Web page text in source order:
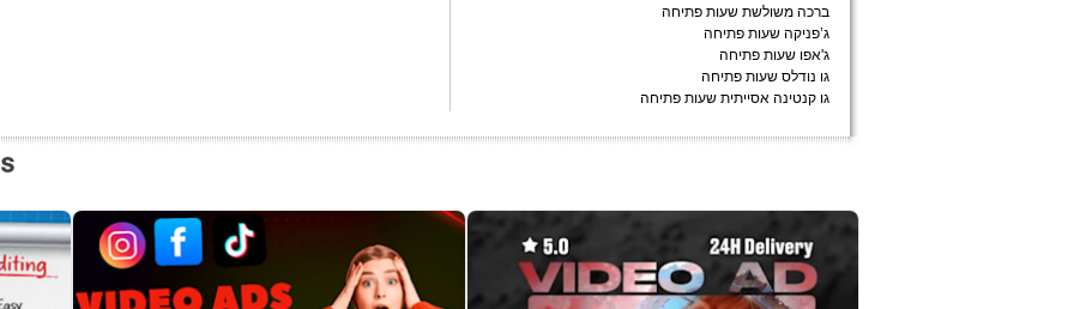
ברכה משולשת שעות פתיחה
ג’פניקה שעות פתיחה
ג'אפו שעות פתיחה
גו נודלס שעות פתיחה
גו קנטינה אסייתית שעות פתיחה